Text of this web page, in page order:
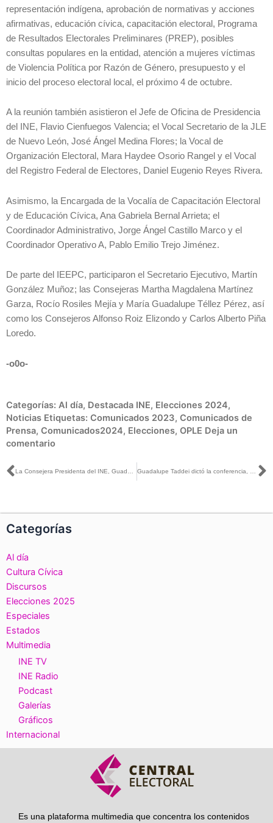
representación indígena, aprobación de normativas y acciones
afirmativas, educación cívica, capacitación electoral, Programa
de Resultados Electorales Preliminares (PREP), posibles
consultas populares en la entidad, atención a mujeres víctimas
de Violencia Política por Razón de Género, presupuesto y el
inicio del proceso electoral local, el próximo 4 de octubre.
A la reunión también asistieron el Jefe de Oficina de Presidencia
del INE, Flavio Cienfuegos Valencia; el Vocal Secretario de la JLE
de Nuevo León, José Ángel Medina Flores; la Vocal de
Organización Electoral, Mara Haydee Osorio Rangel y el Vocal
del Registro Federal de Electores, Daniel Eugenio Reyes Rivera.
Asimismo, la Encargada de la Vocalía de Capacitación Electoral
y de Educación Cívica, Ana Gabriela Bernal Arrieta; el
Coordinador Administrativo, Jorge Ángel Castillo Marco y el
Coordinador Operativo A, Pablo Emilio Trejo Jiménez.
De parte del IEEPC, participaron el Secretario Ejecutivo, Martín
González Muñoz; las Consejeras Martha Magdalena Martínez
Garza, Rocío Rosiles Mejía y María Guadalupe Téllez Pérez, así
como los Consejeros Alfonso Roiz Elizondo y Carlos Alberto Piña
Loredo.
-o0o-
Categorías: Al día, Destacada INE, Elecciones 2024,
Noticias Etiquetas: Comunicados 2023, Comunicados de
Prensa, Comunicados2024, Elecciones, OPLE Deja un
comentario
Ant
Categorías
Al día
Cultura Cívica
Discursos
Elecciones 2025
Especiales
Estados
Multimedia
INE TV
INE Radio
Podcast
Galerías
Gráficos
Internacional
Es una plataforma multimedia que concentra los contenidos